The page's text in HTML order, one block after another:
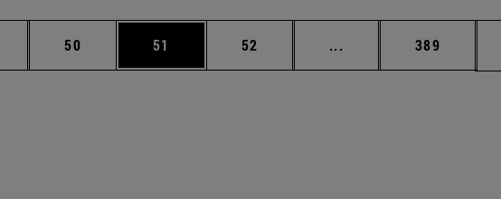
Páginas intermedias Use TAB para desplazarse.
Página
50 Página
51 Página
52 ... Páginas intermedias
Página
389